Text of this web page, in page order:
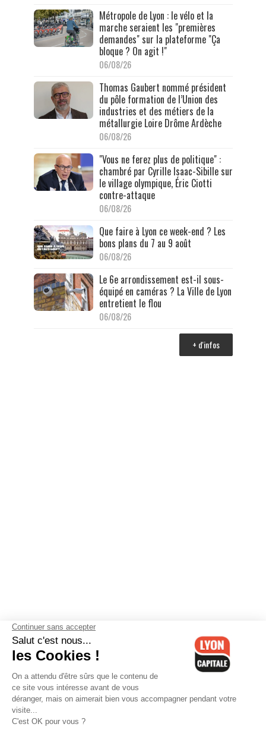
Métropole de Lyon : le vélo et la
marche seraient les "premières
demandes" sur la plateforme "Ça
bloque ? On agit !"
06/08/26
Thomas Gaubert nommé président
du pôle formation de l’Union des
industries et des métiers de la
métallurgie Loire Drôme Ardèche
06/08/26
"Vous ne ferez plus de politique" :
chambré par Cyrille Isaac-Sibille sur
le village olympique, Éric Ciotti
contre-attaque
06/08/26
Que faire à Lyon ce week-end ? Les
bons plans du 7 au 9 août
06/08/26
Le 6e arrondissement est-il sous-
équipé en caméras ? La Ville de Lyon
entretient le flou
06/08/26
+ d'infos